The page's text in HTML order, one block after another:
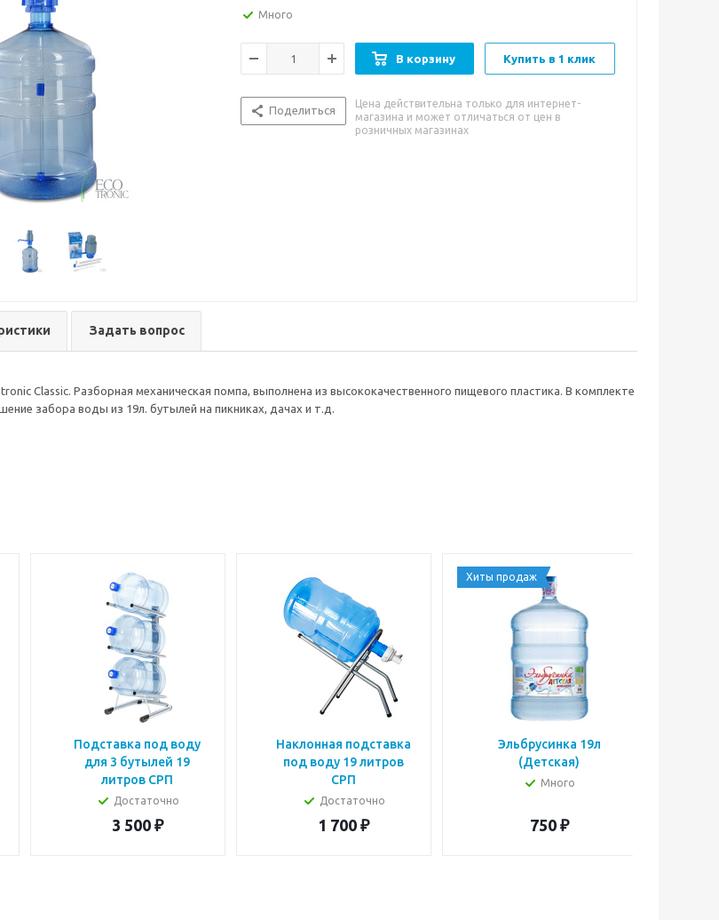
Много
В корзину Купить в 1 клик
Поделиться
Цена действительна только для интернет-
магазина и может отличаться от цен в
розничных магазинах
Задать вопрос
Classic. Разборная механическая помпа, выполнена из высококачественного пищевого пластика. В комплекте
забора воды из 19л. бутылей на пикниках, дачах и т.д.
Подставка под воду
для 3 бутылей 19
литров СРП
Достаточно
3 500₽
Наклонная подставка
под воду 19 литров
СРП
Достаточно
1 700₽
Хиты продаж
Эльбрусинка 19л
(Детская)
Много
750₽